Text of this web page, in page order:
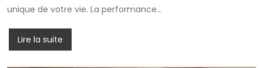
unique de votre vie. La performance…
Lire la suite